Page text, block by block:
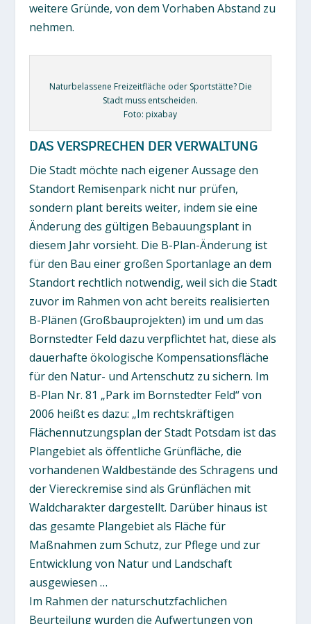
weitere Gründe, von dem Vorhaben Abstand zu
nehmen.
Naturbelassene Freizeitfläche oder Sportstätte? Die
Stadt muss entscheiden.
Foto: pixabay
DAS VERSPRECHEN DER VERWALTUNG
Die Stadt möchte nach eigener Aussage den
Standort Remisenpark nicht nur prüfen,
sondern plant bereits weiter, indem sie eine
Änderung des gültigen Bebauungsplant in
diesem Jahr vorsieht. Die B-Plan-Änderung ist
für den Bau einer großen Sportanlage an dem
Standort rechtlich notwendig, weil sich die Stadt
zuvor im Rahmen von acht bereits realisierten
B-Plänen (Großbauprojekten) im und um das
Bornstedter Feld dazu verpflichtet hat, diese als
dauerhafte ökologische Kompensationsfläche
für den Natur- und Artenschutz zu sichern. Im
B-Plan Nr. 81 „Park im Bornstedter Feld“ von
2006 heißt es dazu: „Im rechtskräftigen
Flächennutzungsplan der Stadt Potsdam ist das
Plangebiet als öffentliche Grünfläche, die
vorhandenen Waldbestände des Schragens und
der Viereckremise sind als Grünflächen mit
Waldcharakter dargestellt. Darüber hinaus ist
das gesamte Plangebiet als Fläche für
Maßnahmen zum Schutz, zur Pflege und zur
Entwicklung von Natur und Landschaft
ausgewiesen …
Im Rahmen der naturschutzfachlichen
Beurteilung wurden die Aufwertungen von